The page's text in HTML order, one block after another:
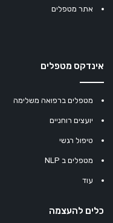
אתר מטפלים
אינדקס מטפלים
מטפלים ברפואה משלימה
יועצים רוחניים
טיפול רגשי
מטפלים ב NLP
עוד
כלים להעצמה